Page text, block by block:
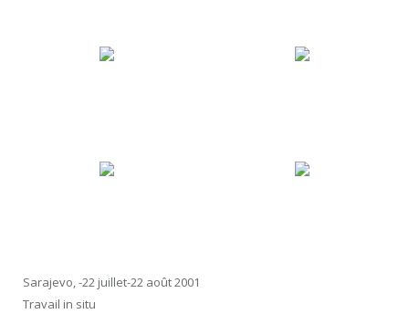
Sarajevo, -22 juillet-22 août 2001
Travail in situ